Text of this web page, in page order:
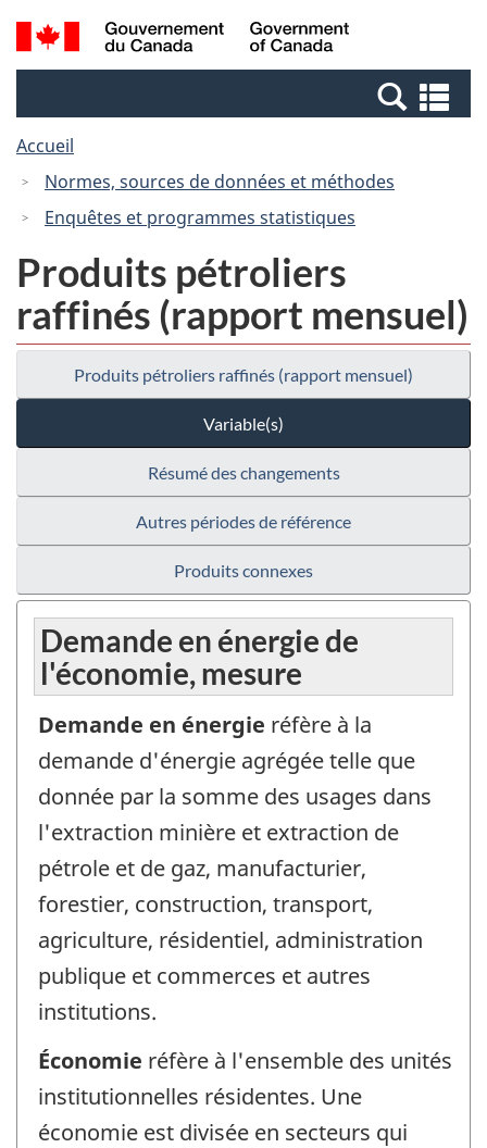
Passer
au
Passer
à
Canada
Recherche
et
et
Accueil
Normes, sources de données et méthodes
Enquêtes et programmes statistiques
Produits pétroliers
raffinés (rapport mensuel)
Produits pétroliers raffinés (rapport mensuel)
Variable(s)
Résumé des changements
Autres périodes de référence
Produits connexes
Demande en énergie de
l'économie, mesure
Demande en énergie réfère à la
demande d'énergie agrégée telle que
donnée par la somme des usages dans
l'extraction minière et extraction de
pétrole et de gaz, manufacturier,
forestier, construction, transport,
agriculture, résidentiel, administration
publique et commerces et autres
institutions.
Économie réfère à l'ensemble des unités
institutionnelles résidentes. Une
économie est divisée en secteurs qui